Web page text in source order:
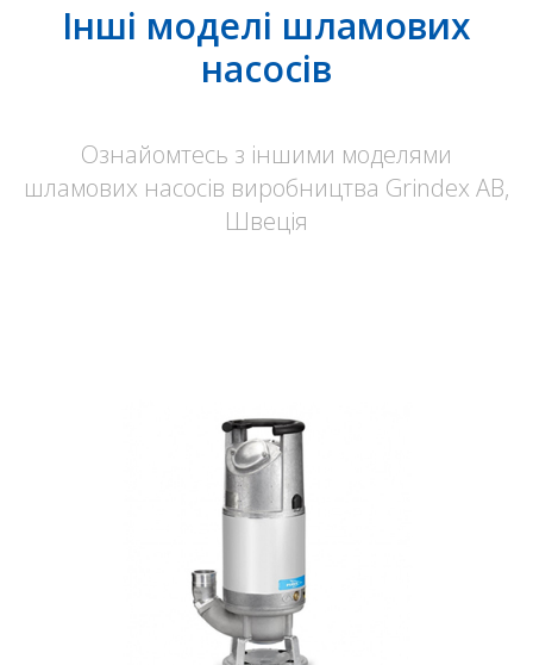
Інші моделі шламових
насосів
Ознайомтесь з іншими моделями
шламових насосів виробництва Grindex AB,
Швеція